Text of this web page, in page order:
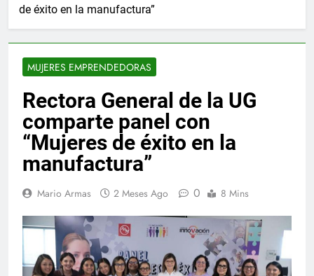
de éxito en la manufactura”
MUJERES EMPRENDEDORAS
Rectora General de la UG
comparte panel con
“Mujeres de éxito en la
manufactura”
Mario Armas 2 Meses Ago 0 8 Mins